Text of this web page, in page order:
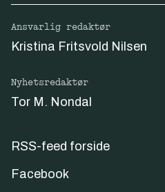
Ansvarlig redaktør
Kristina Fritsvold Nilsen
Nyhetsredaktør
Tor M. Nondal
RSS-feed forside
Facebook